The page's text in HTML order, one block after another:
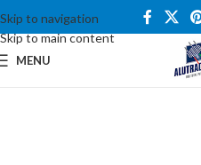
Skip to navigation
Skip to main content
MENU